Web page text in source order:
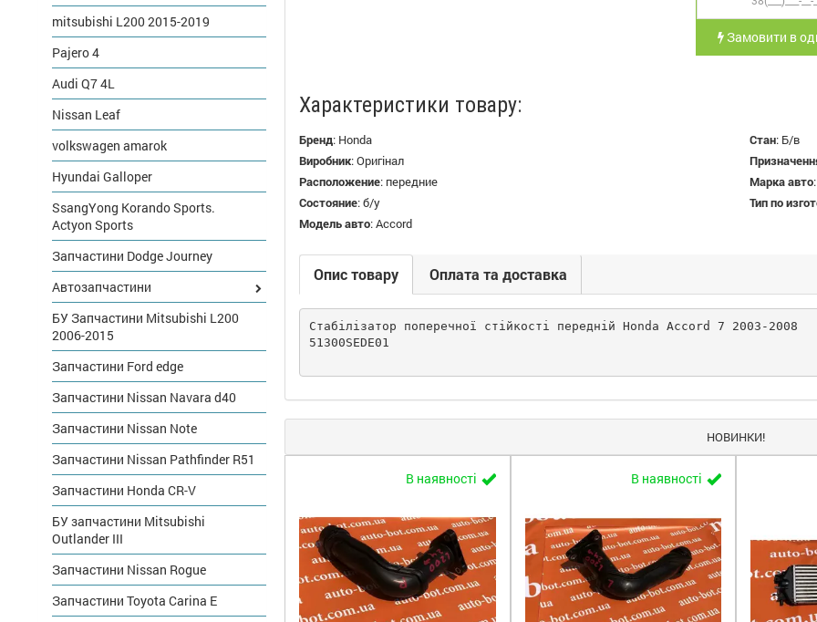
Замовити в
Характеристики товару:
Бренд: Honda Стан: Б/в
Виробник:Оригінал
Расположение: передние Марка авто:
Состояние:б/у Тип по
Модель авто:Accord
Опис товару Оплата та доставка
Стабілізатор поперечної стійкості передній Honda Accord 7 2003-2008
51300SEDE01
НОВИНКИ!
В наявності В наявності
mitsubishi L200 2015-2019
Pajero 4
Audi Q7 4L
Nissan Leaf
volkswagen amarok
Hyundai Galloper
SsangYong Korando Sports.
Actyon Sports
Запчастини Dodge Journey
Автозапчастини
БУ Запчастини Mitsubishi L200
2006-2015
Запчастини Ford edge
Запчастини Nissan Navara d40
Запчастини Nissan Note
Запчастини Nissan Pathfinder R51
Запчастини Honda CR-V
БУ запчастини Mitsubishi
Outlander III
Запчастини Nissan Rogue
Запчастини Toyota Carina E